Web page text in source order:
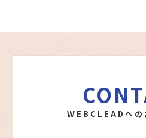
WEBCLEADへの